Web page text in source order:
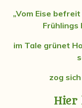
„Vom Eise
Frühlings
im Tale grünet
zog
Hier